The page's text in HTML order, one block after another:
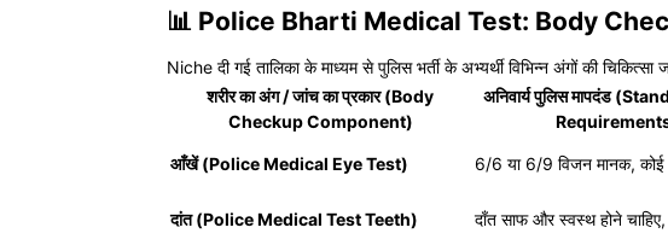
📊 Police Bharti Medical Test: Body
Niche दी गई तालिका के माध्यम से पुलिस भर्ती के अभ्यर्थी विभिन्न अंगों की
शरीर का अंग / जांच का प्रकार (Body
Checkup Component)
अनिवार्य पुलिस मापदंड
आँखें (Police Medical Eye Test) 6/6 या 6/9 विजन मानक, कोई
दांत (Police Medical Test Teeth) दाँत साफ और स्वस्थ होने चाहिए,